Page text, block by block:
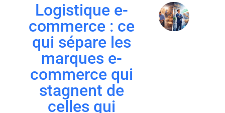
Logistique e-
commerce : ce
qui sépare les
marques e-
commerce qui
stagnent de
celles qui